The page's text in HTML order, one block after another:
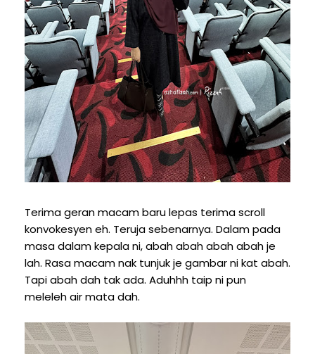
Terima geran macam baru lepas terima scroll
konvokesyen eh. Teruja sebenarnya. Dalam pada
masa dalam kepala ni, abah abah abah abah je
lah. Rasa macam nak tunjuk je gambar ni kat abah.
Tapi abah dah tak ada. Aduhhh taip ni pun
meleleh air mata dah.